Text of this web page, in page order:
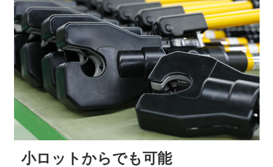
小ロットからでも可能